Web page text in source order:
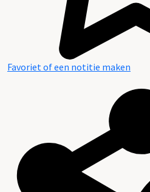
Inhoud en structuur van het
Favoriet of een notitie maken